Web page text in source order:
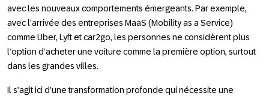
avec les nouveaux comportements émergeants. Par exemple,
avec l’arrivée des entreprises MaaS (Mobility as a Service)
comme Uber, Lyft et car2go, les personnes ne considèrent plus
l’option d’acheter une voiture comme la première option, surtout
dans les grandes villes.
Il s’agit ici d’une transformation profonde qui nécessite une